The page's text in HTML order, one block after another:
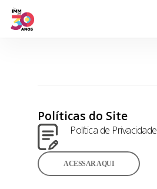
Skip
main
Políticas do Site
Política de Privacidade
ACESSAR AQUI